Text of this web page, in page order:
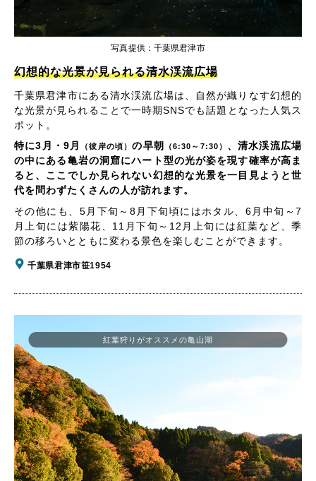
写真提供：千葉県君津市
幻想的な光景が見られる清水渓流広場
千葉県君津市にある清水渓流広場は、自然が織りなす幻想的
な光景が見られることで一時期SNSでも話題となった人気ス
ポット。
特に3月・9月
（彼岸の頃）の早朝 （6:30～7:30） 、清水渓流広場
の中にある亀岩の洞窟にハート型の光が姿を現す確率が高ま
ると、ここでしか見られない幻想的な光景を一目見ようと世
代を問わずたくさんの人が訪れます。
その他にも、5月下旬～8月下旬頃にはホタル、6月中旬～7
月上旬には紫陽花、11月下旬～12月上旬には紅葉など、季
節の移ろいとともに変わる景色を楽しむことができます。
千葉県君津市笹1954
紅葉狩りがオススメの亀山湖